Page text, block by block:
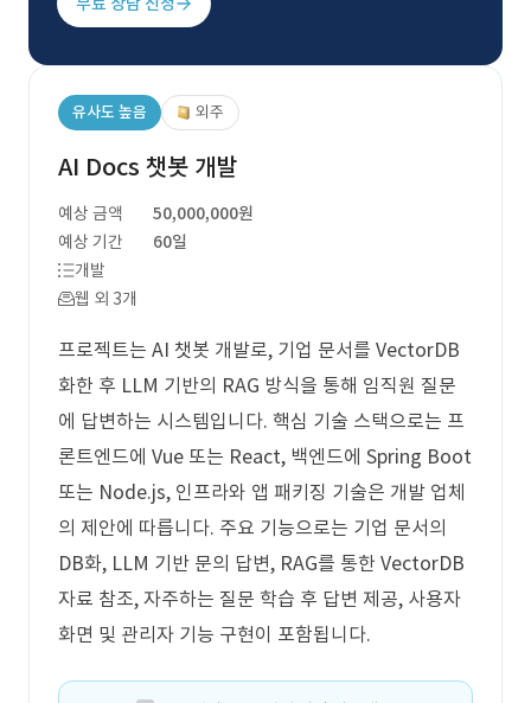
유사도 높음 외주
AI Docs 챗봇 개발
예상 금액
50,000,000원
예상 기간
60일
개발
웹 외 3개
프로젝트는 AI 챗봇 개발로, 기업 문서를 VectorDB
화한 후 LLM 기반의 RAG 방식을 통해 임직원 질문
에 답변하는 시스템입니다. 핵심 기술 스택으로는 프
론트엔드에 Vue 또는 React, 백엔드에 Spring Boot
또는 Node.js, 인프라와 앱 패키징 기술은 개발 업체
의 제안에 따릅니다. 주요 기능으로는 기업 문서의
DB화, LLM 기반 문의 답변, RAG를 통한 VectorDB
자료 참조, 자주하는 질문 학습 후 답변 제공, 사용자
화면 및 관리자 기능 구현이 포함됩니다.